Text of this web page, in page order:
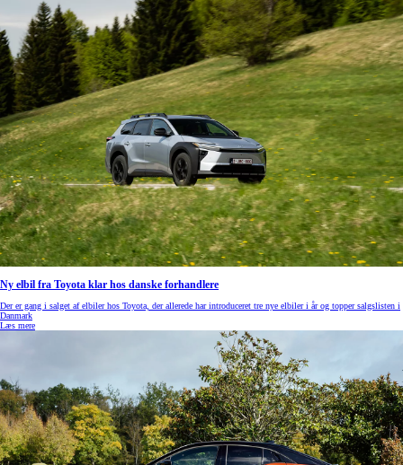
Ny elbil fra Toyota klar hos danske forhandlere
Der er gang i salget af elbiler hos Toyota, der allerede har introduceret tre nye elbiler i år og topper salgslisten i
Danmark
Læs mere